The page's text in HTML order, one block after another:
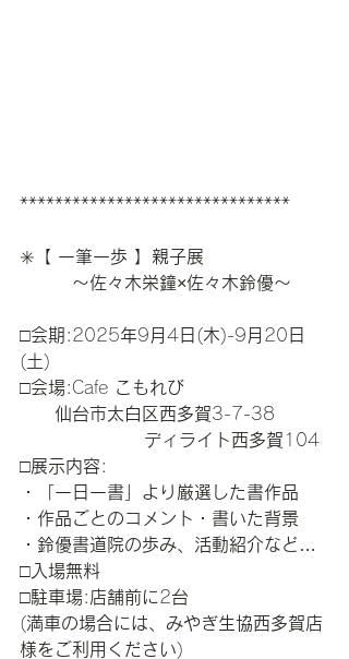
*******************************
✳️ 【 一筆一歩 】親子展
〜佐々木栄鐘×佐々木鈴優〜
□会期 :2025年9月 4日 (木)-9月 20 日
(土)
□会場:Cafe こもれび
仙台市太白区西多賀3-7-38
ディライト西多賀 104
□展示内容:
・「一日一書」より厳選した書作品
・作品ごとのコメント・書いた背景
・鈴優書道院の歩み、活動紹介など
□ 入場無料
□駐車場:店舗前に2台
(満車の場合には、みやぎ生協西多賀店
様をご利用ください)